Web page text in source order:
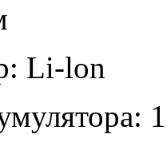
Li-lon